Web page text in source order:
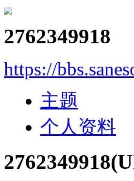
2762349918
https://
主题
个人资料
2762349918